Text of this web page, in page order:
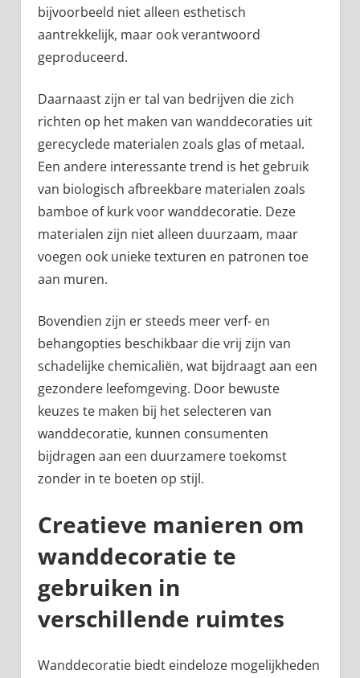
bijvoorbeeld niet alleen esthetisch
aantrekkelijk, maar ook verantwoord
geproduceerd.
Daarnaast zijn er tal van bedrijven die zich
richten op het maken van wanddecoraties uit
gerecyclede materialen zoals glas of metaal.
Een andere interessante trend is het gebruik
van biologisch afbreekbare materialen zoals
bamboe of kurk voor wanddecoratie. Deze
materialen zijn niet alleen duurzaam, maar
voegen ook unieke texturen en patronen toe
aan muren.
Bovendien zijn er steeds meer verf- en
behangopties beschikbaar die vrij zijn van
schadelijke chemicaliën, wat bijdraagt aan een
gezondere leefomgeving. Door bewuste
keuzes te maken bij het selecteren van
wanddecoratie, kunnen consumenten
bijdragen aan een duurzamere toekomst
zonder in te boeten op stijl.
Creatieve manieren om
wanddecoratie te
gebruiken in
verschillende ruimtes
Wanddecoratie biedt eindeloze mogelijkheden